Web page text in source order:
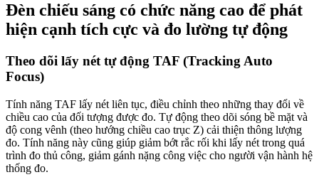
Đèn chiếu sáng có chức năng cao để phát
hiện cạnh tích cực và đo lường tự động
Theo dõi lấy nét tự động TAF (Tracking Auto
Focus)
Tính năng TAF lấy nét liên tục, điều chỉnh theo những thay đổi về
chiều cao của đối tượng được đo. Tự động theo dõi sóng bề mặt và
độ cong vênh (theo hướng chiều cao trục Z) cải thiện thông lượng
đo. Tính năng này cũng giúp giảm bớt rắc rối khi lấy nét trong quá
trình đo thủ công, giảm gánh nặng công việc cho người vận hành hệ
thống đo.